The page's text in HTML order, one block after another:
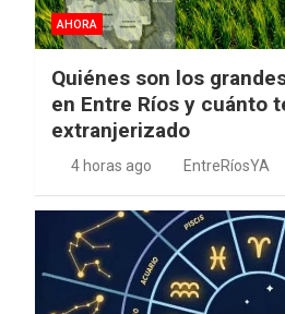
AHORA
Quiénes son los
en Entre Ríos y cuánto
extranjerizado
4 horas ago EntreRíosYA